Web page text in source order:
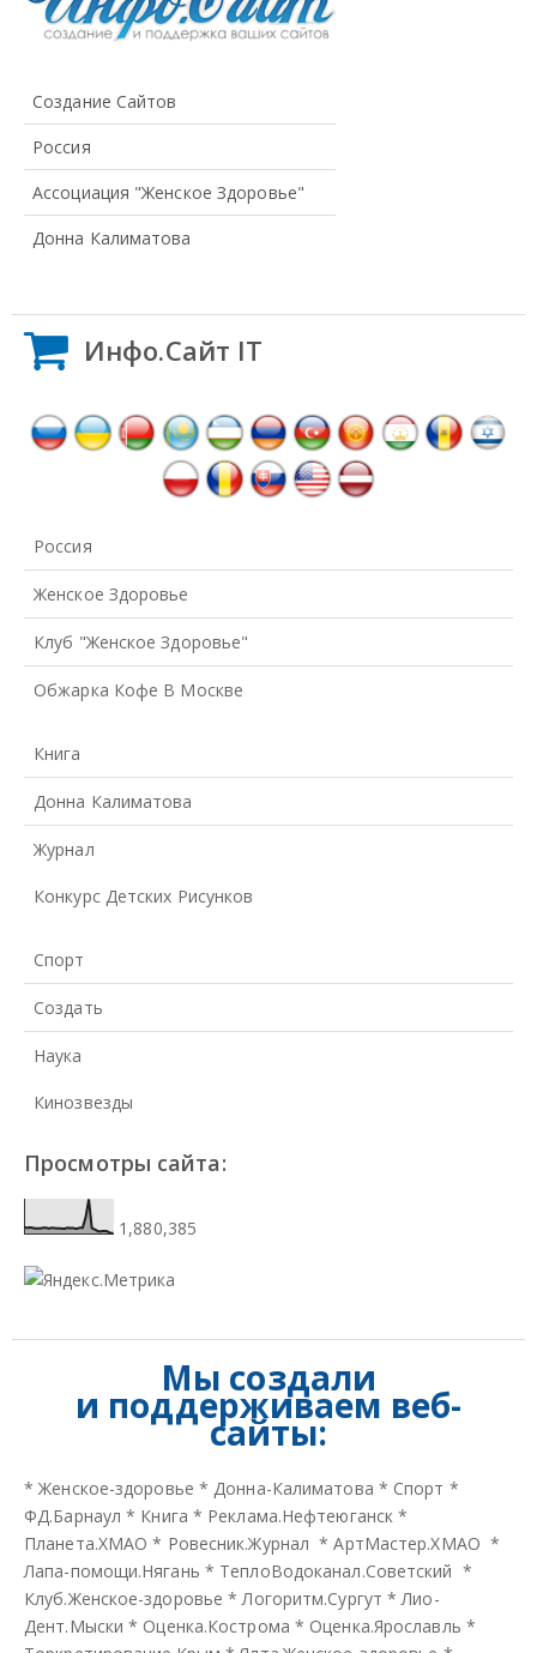
Создание Сайтов
Россия
Ассоциация "Женское Здоровье"
Донна Калиматова
Инфо.Сайт IT
Россия
Женское Здоровье
Клуб "Женское Здоровье"
Обжарка Кофе В Москве
Книга
Донна Калиматова
Журнал
Конкурс Детских Рисунков
Спорт
Создать
Наука
Кинозвезды
Просмотры сайта:
1,880,385
Мы создали
и поддерживаем веб-
сайты:
*Женское-здоровье * Донна-Калиматова * Спорт *
ФД.Барнаул * Книга * Реклама.Нефтеюганск *
Планета.ХМАО * Ровесник.Журнал *АртМастер.ХМАО *
Лапа-помощи.Нягань * ТеплоВодоканал.Советский *
Клуб.Женское-здоровье * Логоритм.Сургут * Лио-
Дент.Мыски * Оценка.Кострома * Оценка.Ярославль *